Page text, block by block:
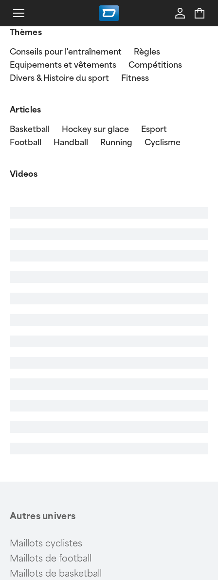
Thèmes
Conseils pour l'entraînement
Règles
Equipements et vêtements
Compétitions
Divers & Histoire du sport
Fitness
Articles
Basketball Hockey sur glace
Esport
Football
Handball Running Cyclisme
Videos
Autres univers
Maillots cyclistes
Maillots de football
Maillots de basketball